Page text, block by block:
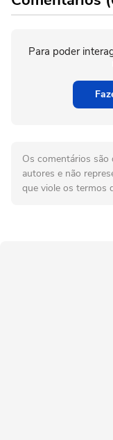
Para poder
Os comentários são
autores e não
que viole os termos